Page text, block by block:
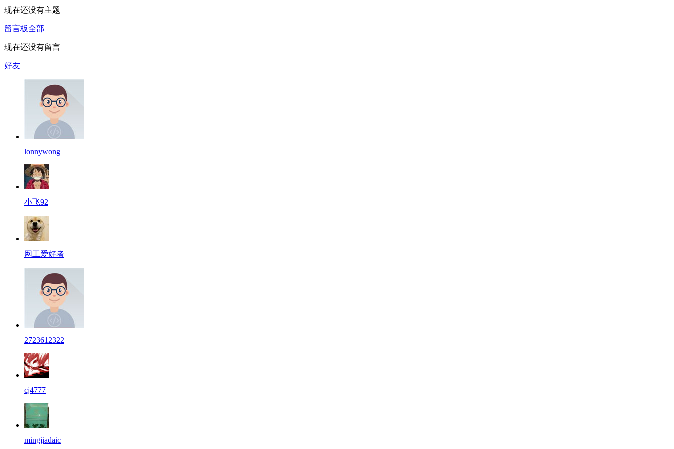
现在还没有主题
留言板全部
现在还没有留言
好友
lonnywong
小飞92
网工爱好者
2723612322
cj4777
mingjiadaic